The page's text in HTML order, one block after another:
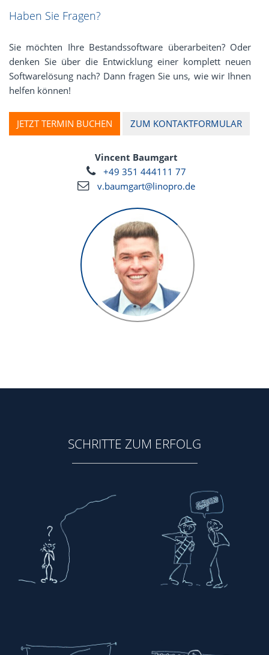
Haben Sie Fragen?
Sie möchten Ihre Bestandssoftware überarbeiten? Oder
denken Sie über die Entwicklung einer komplett neuen
Softwarelösung nach? Dann fragen Sie uns, wie wir Ihnen
helfen können!
JETZT TERMIN BUCHEN ZUM KONTAKTFORMULAR
Vincent Baumgart
+49 351 444111 77
v.baumgart@linopro.de
SCHRITTE ZUM ERFOLG